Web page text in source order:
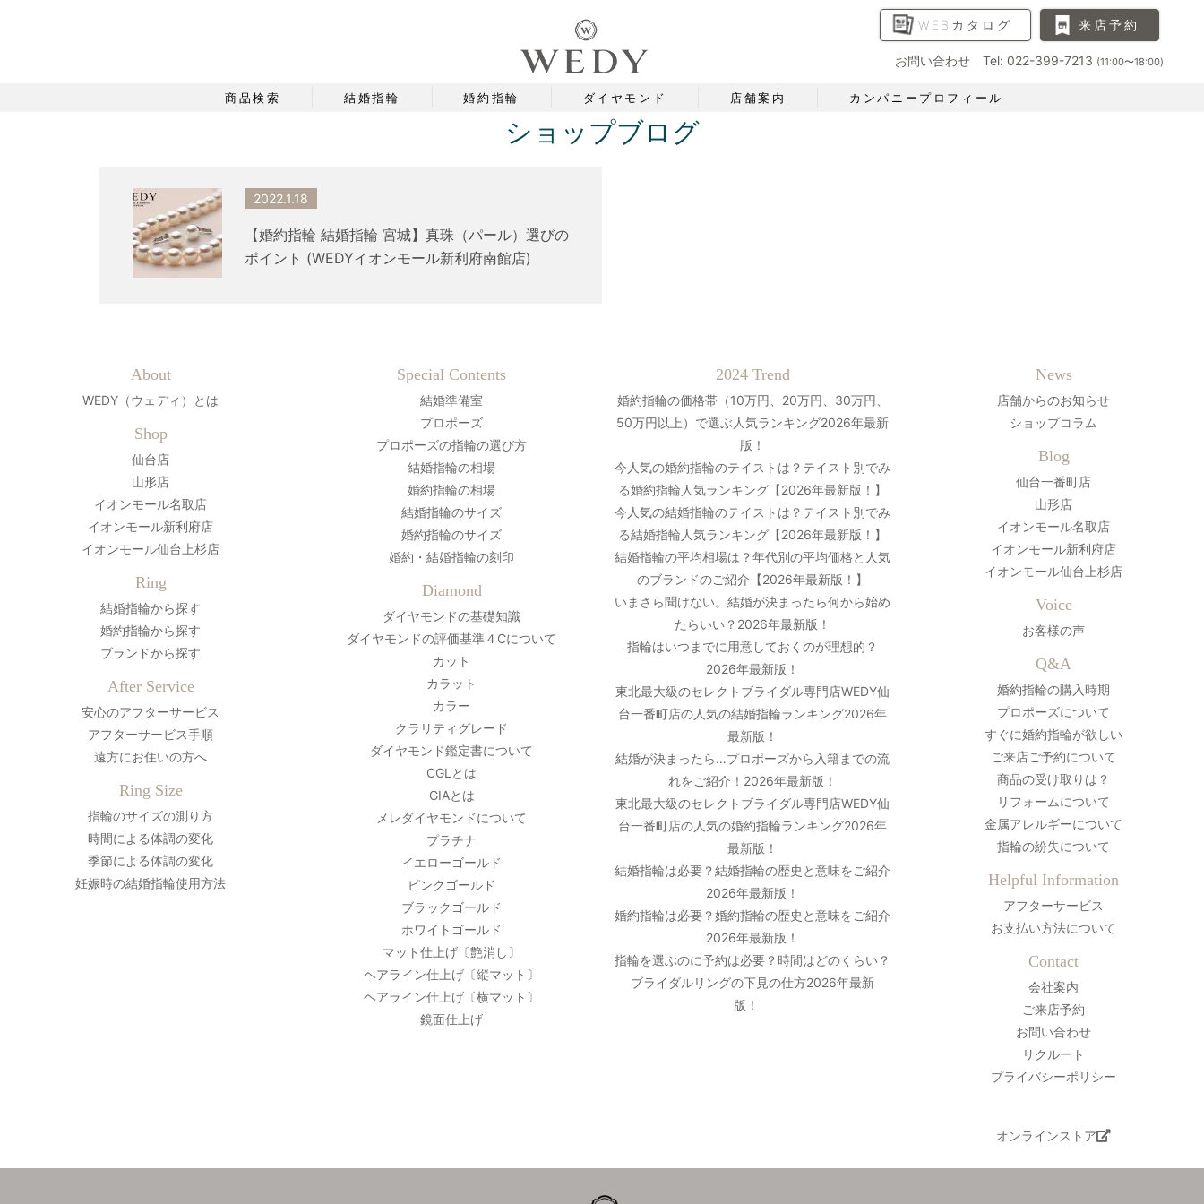
WEBカタログ 来店予約
お問い合わせ Tel: 022-399-7213 (11:00〜18:00)
商品検索 結婚指輪 婚約指輪 ダイヤモンド 店舗案内 カンパニープロフィール
ショップブログ
2022.1.18
【婚約指輪 結婚指輪 宮城】真珠（パール）選びの
ポイント (WEDYイオンモール新利府南館店)
About
WEDY（ウェディ）とは
Shop
仙台店
山形店
イオンモール名取店
イオンモール新利府店
イオンモール仙台上杉店
Ring
結婚指輪から探す
婚約指輪から探す
ブランドから探す
After Service
安心のアフターサービス
アフターサービス手順
遠方にお住いの方へ
Ring Size
指輪のサイズの測り方
時間による体調の変化
季節による体調の変化
妊娠時の結婚指輪使用方法
Special Contents
結婚準備室
プロポーズ
プロポーズの指輪の選び方
結婚指輪の相場
婚約指輪の相場
結婚指輪のサイズ
婚約指輪のサイズ
婚約・結婚指輪の刻印
Diamond
ダイヤモンドの基礎知識
ダイヤモンドの評価基準４Cについて
カット
カラット
カラー
クラリティグレード
ダイヤモンド鑑定書について
CGLとは
GIAとは
メレダイヤモンドについて
プラチナ
イエローゴールド
ピンクゴールド
ブラックゴールド
ホワイトゴールド
マット仕上げ〔艶消し〕
ヘアライン仕上げ〔縦マット〕
ヘアライン仕上げ〔横マット〕
鏡面仕上げ
2024 Trend
婚約指輪の価格帯（10万円、20万円、30万円、
50万円以上）で選ぶ人気ランキング2026年最新
版！
今人気の婚約指輪のテイストは？テイスト別でみ
る婚約指輪人気ランキング【2026年最新版！】
今人気の結婚指輪のテイストは？テイスト別でみ
る結婚指輪人気ランキング【2026年最新版！】
結婚指輪の平均相場は？年代別の平均価格と人気
のブランドのご紹介【2026年最新版！】
いまさら聞けない。結婚が決まったら何から始め
たらいい？2026年最新版！
指輪はいつまでに用意しておくのが理想的？
2026年最新版！
東北最大級のセレクトブライダル専門店WEDY仙
台一番町店の人気の結婚指輪ランキング2026年
最新版！
結婚が決まったら…プロポーズから入籍までの流
れをご紹介！2026年最新版！
東北最大級のセレクトブライダル専門店WEDY仙
台一番町店の人気の婚約指輪ランキング2026年
最新版！
結婚指輪は必要？結婚指輪の歴史と意味をご紹介
2026年最新版！
婚約指輪は必要？婚約指輪の歴史と意味をご紹介
2026年最新版！
指輪を選ぶのに予約は必要？時間はどのくらい？
ブライダルリングの下見の仕方2026年最新
版！
News
店舗からのお知らせ
ショップコラム
Blog
仙台一番町店
山形店
イオンモール名取店
イオンモール新利府店
イオンモール仙台上杉店
Voice
お客様の声
Q&A
婚約指輪の購入時期
プロポーズについて
すぐに婚約指輪が欲しい
ご来店ご予約について
商品の受け取りは？
リフォームについて
金属アレルギーについて
指輪の紛失について
Helpful Information
アフターサービス
お支払い方法について
Contact
会社案内
ご来店予約
お問い合わせ
リクルート
プライバシーポリシー
オンラインストア